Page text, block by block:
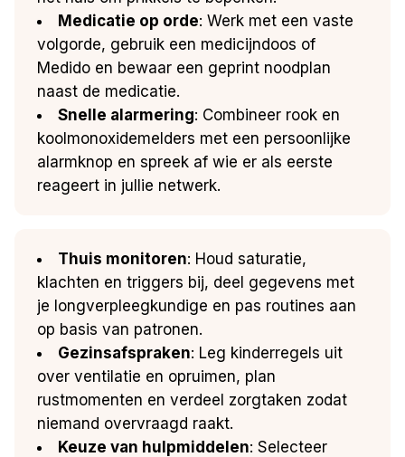
Medicatie op orde: Werk met een vaste
volgorde, gebruik een medicijndoos of
Medido en bewaar een geprint noodplan
naast de medicatie.
Snelle alarmering: Combineer rook en
koolmonoxidemelders met een persoonlijke
alarmknop en spreek af wie er als eerste
reageert in jullie netwerk.
Thuis monitoren: Houd saturatie,
klachten en triggers bij, deel gegevens met
je longverpleegkundige en pas routines aan
op basis van patronen.
Gezinsafspraken: Leg kinderregels uit
over ventilatie en opruimen, plan
rustmomenten en verdeel zorgtaken zodat
niemand overvraagd raakt.
Keuze van hulpmiddelen: Selecteer